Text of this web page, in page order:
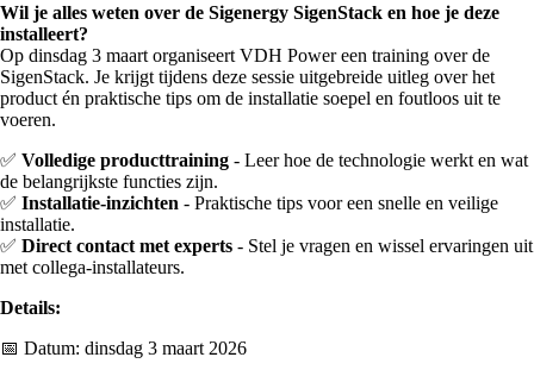
Wil je alles weten over de Sigenergy SigenStack en hoe je deze
installeert?
Op dinsdag 3 maart organiseert VDH Power een training over de
SigenStack. Je krijgt tijdens deze sessie uitgebreide uitleg over het
product én praktische tips om de installatie soepel en foutloos uit te
voeren.
✅ Volledige producttraining - Leer hoe de technologie werkt en wat
de belangrijkste functies zijn.
✅ Installatie-inzichten - Praktische tips voor een snelle en veilige
installatie.
✅ Direct contact met experts - Stel je vragen en wissel ervaringen uit
met collega-installateurs.
Details:
📅 Datum: dinsdag 3 maart 2026